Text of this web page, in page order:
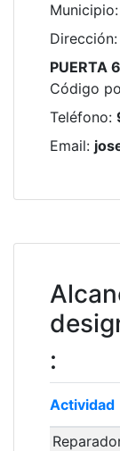
Municipio:
Dirección:
PUERTA
Código
Teléfono:
Email:
:
Actividad